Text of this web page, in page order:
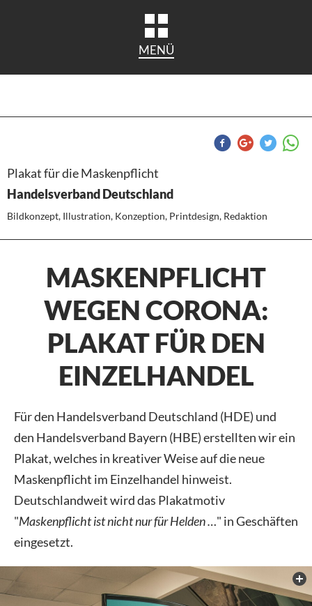
MENÜ
Plakat für die Maskenpflicht
Handelsverband Deutschland
Bildkonzept, Illustration, Konzeption, Printdesign, Redaktion
MASKENPFLICHT
WEGEN CORONA:
PLAKAT FÜR DEN
EINZELHANDEL
Für den Handelsverband Deutschland (HDE) und
den Handelsverband Bayern (HBE) erstellten wir ein
Plakat, welches in kreativer Weise auf die neue
Maskenpflicht im Einzelhandel hinweist.
Deutschlandweit wird das Plakatmotiv
"Maskenpflicht ist nicht nur für Helden …" in Geschäften
eingesetzt.